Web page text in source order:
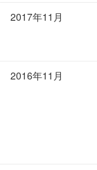
2017年11月
2016年11月